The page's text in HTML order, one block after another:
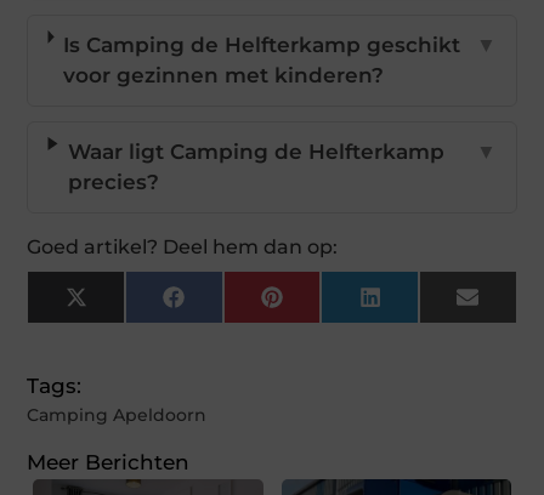
Is Camping de Helfterkamp geschikt
voor gezinnen met kinderen?
▼
Waar ligt Camping de Helfterkamp
precies?
▼
Goed artikel? Deel hem dan op:
X
(Twitter)
FacebookPinterestLinkedInEmail
Tags:
Camping Apeldoorn
Meer Berichten